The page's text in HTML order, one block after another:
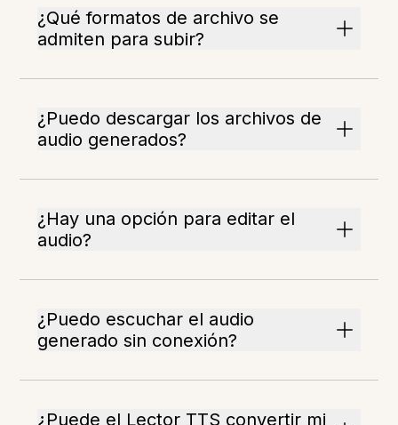
¿Qué formatos de archivo se
admiten para subir?
¿Puedo descargar los archivos de
audio generados?
¿Hay una opción para editar el
audio?
¿Puedo escuchar el audio
generado sin conexión?
¿Puede el Lector TTS convertir mi